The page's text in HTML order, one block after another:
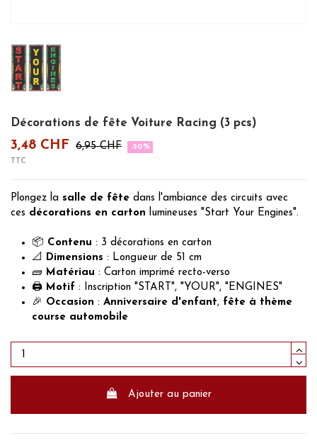
Décorations de fête Voiture Racing (3 pcs)
3,48 CHF 6,95 CHF
-50%
TTC
Plongez la salle de fête dans l'ambiance des circuits avec
ces décorations en carton lumineuses "Start Your Engines".
📦 Contenu : 3 décorations en carton
📐 Dimensions : Longueur de 51 cm
🧱 Matériau : Carton imprimé recto-verso
🖨️ Motif : Inscription "START", "YOUR", "ENGINES"
🎉 Occasion : Anniversaire d'enfant, fête à thème
course automobile
Ajouter au panier